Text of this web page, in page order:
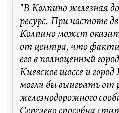
"В Колпино железная
ресурс. При частоте
Колпино может
от центра, что
его в полноценный
Киевское шоссе и
могли бы выиграть от
железнодорожного
Сергиево способна